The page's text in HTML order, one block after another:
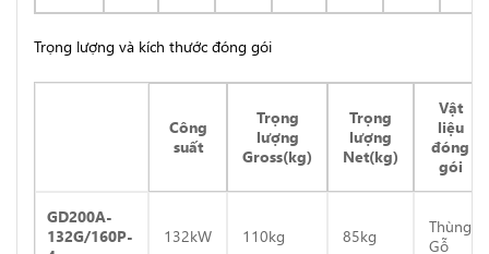
Trọng lượng và kích thước đóng gói
Công
suất
Trọng
lượng
Gross(kg)
Trọng
lượng
Net(kg)
Vật
liệu
đóng
gói
GD200A-
132G/160P-
132kW 110kg 85kg
Thùng
Gỗ